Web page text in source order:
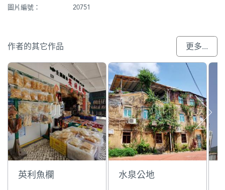
圖片編號：
20751
作者的其它作品 更多...
英利魚欄 水泉公地